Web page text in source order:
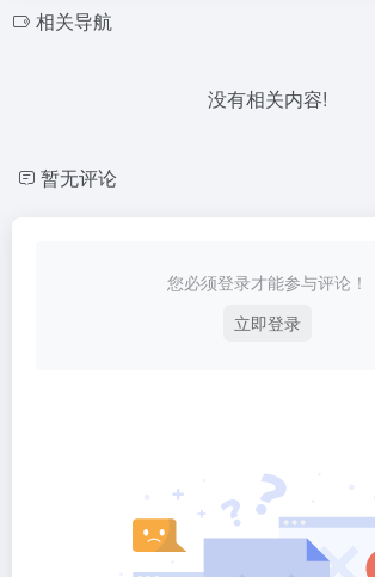
相关导航
没有相关内容!
暂无评论
您必须登录才能参与评论！
立即登录